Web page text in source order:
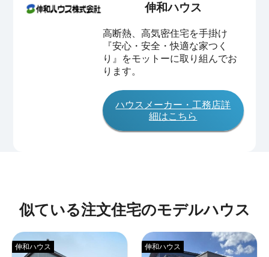
伸和ハウス
高断熱、高気密住宅を手掛け
『安心・安全・快適な家つく
り』をモットーに取り組んでお
ります。
ハウスメーカー・工務店詳
細はこちら
似ている注文住宅のモデルハウス
伸和ハウス 伸和ハウス